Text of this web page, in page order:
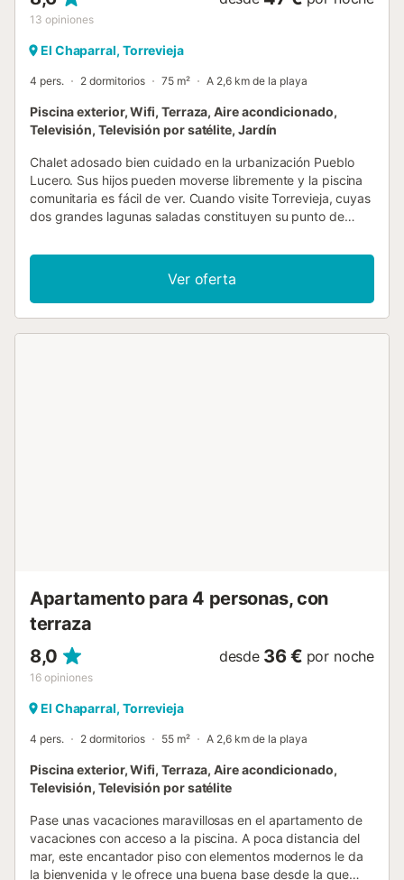
13 opiniones
El Chaparral, Torrevieja
4 pers. 2 dormitorios 75 m² A 2,6 km de la playa
Piscina exterior, Wifi, Terraza, Aire acondicionado,
Televisión, Televisión por satélite, Jardín
Chalet adosado bien cuidado en la urbanización Pueblo
Lucero. Sus hijos pueden moverse libremente y la piscina
comunitaria es fácil de ver. Cuando visite Torrevieja, cuyas
dos grandes lagunas saladas constituyen su punto de
creado Parque Aromático le espera para vivir una
encantadora experiencia olfativa. Lavanda, jazmín, tomillo,
romero, salvia, etc. lo convierten en un auténtico lugar
para la aromaterapia. Pérgolas, sinuosos caminos de
Ver oferta
Apartamento para 4 personas, con
terraza
8,0
16 opiniones
desde 36 € por noche
El Chaparral, Torrevieja
4 pers. 2 dormitorios 55 m² A 2,6 km de la playa
Piscina exterior, Wifi, Terraza, Aire acondicionado,
Televisión, Televisión por satélite
Pase unas vacaciones maravillosas en el apartamento de
vacaciones con acceso a la piscina. A poca distancia del
mar, este encantador piso con elementos modernos le da
la bienvenida y le ofrece una buena base desde la que